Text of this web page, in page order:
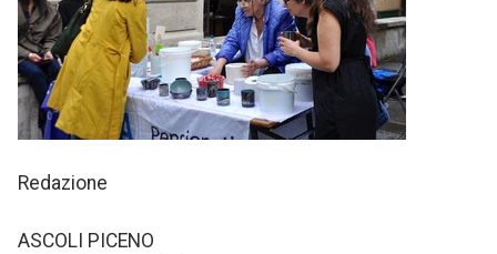
Redazione
ASCOLI PICENO